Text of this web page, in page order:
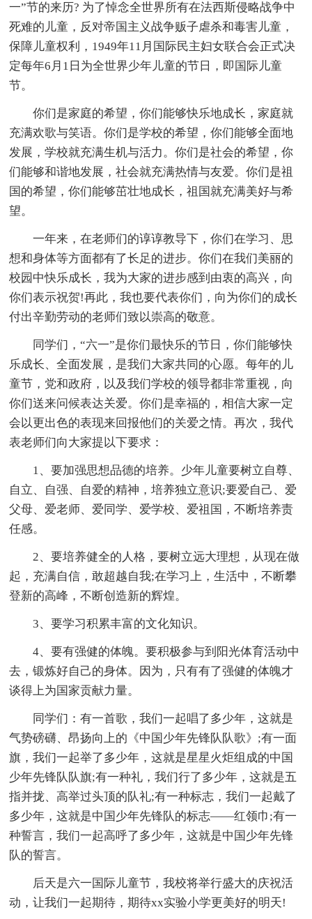
一”节的来历? 为了悼念全世界所有在法西斯侵略战争中
死难的儿童，反对帝国主义战争贩子虐杀和毒害儿童，
保障儿童权利，1949年11月国际民主妇女联合会正式决
定每年6月1日为全世界少年儿童的节日，即国际儿童
节。
你们是家庭的希望，你们能够快乐地成长，家庭就
充满欢歌与笑语。你们是学校的希望，你们能够全面地
发展，学校就充满生机与活力。你们是社会的希望，你
们能够和谐地发展，社会就充满热情与友爱。你们是祖
国的希望，你们能够茁壮地成长，祖国就充满美好与希
望。
一年来，在老师们的谆谆教导下，你们在学习、思
想和身体等方面都有了长足的进步。你们在我们美丽的
校园中快乐成长，我为大家的进步感到由衷的高兴，向
你们表示祝贺!再此，我也要代表你们，向为你们的成长
付出辛勤劳动的老师们致以崇高的敬意。
同学们，“六一”是你们最快乐的节日，你们能够快
乐成长、全面发展，是我们大家共同的心愿。每年的儿
童节，党和政府，以及我们学校的领导都非常重视，向
你们送来问候表达关爱。你们是幸福的，相信大家一定
会以更出色的表现来回报他们的关爱之情。再次，我代
表老师们向大家提以下要求：
1、要加强思想品德的培养。少年儿童要树立自尊、
自立、自强、自爱的精神，培养独立意识;要爱自己、爱
父母、爱老师、爱同学、爱学校、爱祖国，不断培养责
任感。
2、要培养健全的人格，要树立远大理想，从现在做
起，充满自信，敢超越自我;在学习上，生活中，不断攀
登新的高峰，不断创造新的辉煌。
3、要学习积累丰富的文化知识。
4、要有强健的体魄。要积极参与到阳光体育活动中
去，锻炼好自己的身体。因为，只有有了强健的体魄才
谈得上为国家贡献力量。
同学们：有一首歌，我们一起唱了多少年，这就是
气势磅礴、昂扬向上的《中国少年先锋队队歌》;有一面
旗，我们一起举了多少年，这就是星星火炬组成的中国
少年先锋队队旗;有一种礼，我们行了多少年，这就是五
指并拢、高举过头顶的队礼;有一种标志，我们一起戴了
多少年，这就是中国少年先锋队的标志——红领巾;有一
种誓言，我们一起高呼了多少年，这就是中国少年先锋
队的誓言。
后天是六一国际儿童节，我校将举行盛大的庆祝活
动，让我们一起期待，期待xx实验小学更美好的明天!